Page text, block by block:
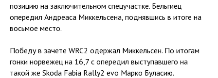
позицию на заключительном спецучастке. Бельгиец
опередил Андреаса Миккельсена, поднявшись в итоге на
восьмое место.
Победу в зачете WRC2 одержал Миккельсен. По итогам
гонки норвежец на 16,7 с опередил выступавшего на
такой же Skoda Fabia Rally2 evo Марко Буласию.